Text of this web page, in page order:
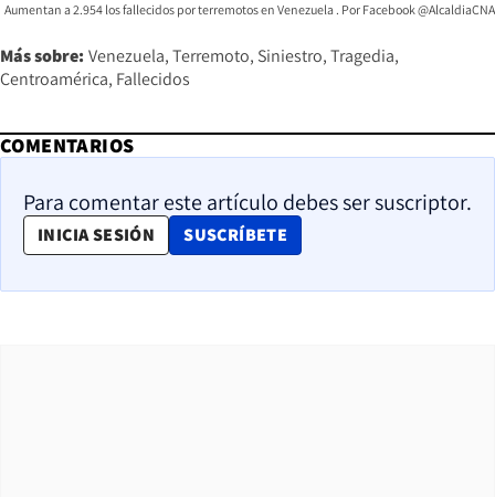
Aumentan a 2.954 los fallecidos por terremotos en Venezuela Facebook @AlcaldiaCNA
Más sobre: Venezuela Terremoto Siniestro Tragedia
Centroamérica Fallecidos
COMENTARIOS
Para comentar este artículo debes ser suscriptor.
INICIA SESIÓN SUSCRÍBETE
OPENS IN NEW WINDOW